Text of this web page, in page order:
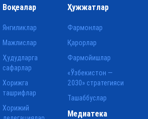
Воқеалар
Янгиликлар
Мажлислар
Ҳудудларга
сафарлар
Хорижга
ташрифлар
Хорижий
Ҳужжатлар
Фармонлар
Қарорлар
Фармойишлар
«Ўзбекистон —
2030» стратегияси
Ташаббуслар
Медиатека